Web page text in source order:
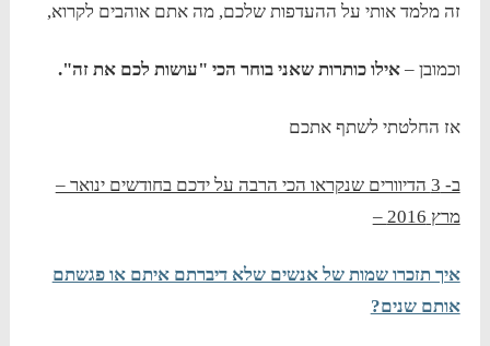
זה מלמד אותי על ההעדפות שלכם, מה אתם אוהבים לקרוא,
וכמובן –אילו כותרות שאני בוחר הכי "עושות לכם את זה".
אז החלטתי לשתף אתכם
ב- 3 הדיוורים שנקראו הכי הרבה על ידכם בחודשים ינואר –
מרץ 2016 –
איך תזכרו שמות של אנשים שלא דיברתם איתם או פגשתם
אותם שנים?